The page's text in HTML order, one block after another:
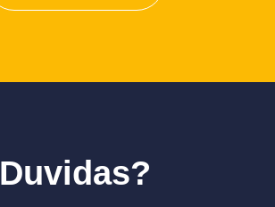
Duvidas?